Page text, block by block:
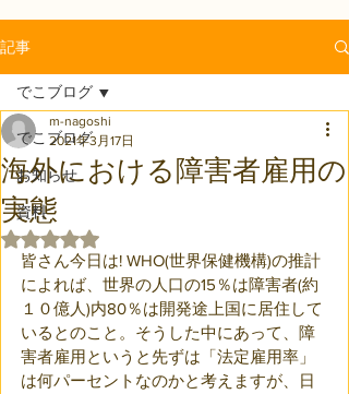
記事
でこブログ
お知らせ
資料
でこブログ
海外における障害者雇用の
実態
m-nagoshi
2021年3月17日
5つ星のうちNaNと評価されています。
皆さん今日は! WHO(世界保健機構)の推計
によれば、世界の人口の15％は障害者(約
１０億人)内80％は開発途上国に居住して
いるとのこと。そうした中にあって、障
害者雇用というと先ずは「法定雇用率」
は何パーセントなのかと考えますが、日